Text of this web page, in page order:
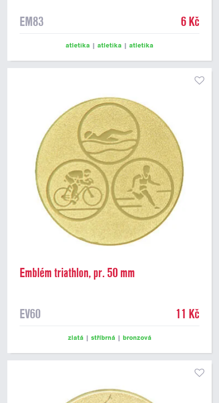
EM83 6 Kč
atletika | atletika | atletika
Emblém triathlon, pr. 50 mm
EV60 11 Kč
zlatá | stříbrná | bronzová